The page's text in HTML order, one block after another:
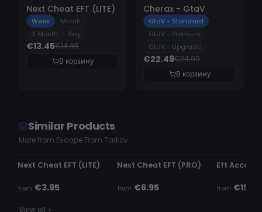
Next Cheat EFT (LITE)
Week
Month
3 Month
Day
€13.45€14.95
В корзину
-
Cherax - GtaV
GtaV - Standard
GtaV - Premium
GtaV - Upgrade
€22.49€24.99
В корзину
Similar Products
More from Escape From Tarkov
UNDETECTED
Next Cheat EFT (LITE)
from €3.95
UNDETECTED
Next Cheat EFT (PRO)
from €6.95
Eft
from €19.99
View all